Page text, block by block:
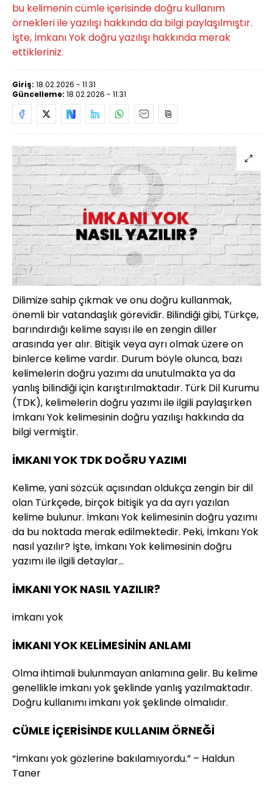
bu kelimenin cümle içerisinde doğru kullanım
örnekleri ile yazılışı hakkında da bilgi paylaşılmıştır.
İşte, İmkanı Yok doğru yazılışı hakkında merak
ettikleriniz.
Giriş: 18.02.2026 - 11:31
Güncelleme: 18.02.2026 - 11:31
Dilimize sahip çıkmak ve onu doğru kullanmak,
önemli bir vatandaşlık görevidir. Bilindiği gibi, Türkçe,
barındırdığı kelime sayısı ile en zengin diller
arasında yer alır. Bitişik veya ayrı olmak üzere on
binlerce kelime vardır. Durum böyle olunca, bazı
kelimelerin doğru yazımı da unutulmakta ya da
yanlış bilindiği için karıştırılmaktadır. Türk Dil Kurumu
(TDK), kelimelerin doğru yazımı ile ilgili paylaşırken
İmkanı Yok kelimesinin doğru yazılışı hakkında da
bilgi vermiştir.
İMKANI YOK TDK DOĞRU YAZIMI
Kelime, yani sözcük açısından oldukça zengin bir dil
olan Türkçede, birçok bitişik ya da ayrı yazılan
kelime bulunur. İmkanı Yok kelimesinin doğru yazımı
da bu noktada merak edilmektedir. Peki, İmkanı Yok
nasıl yazılır? İşte, İmkanı Yok kelimesinin doğru
yazımı ile ilgili detaylar…
İMKANI YOK NASIL YAZILIR?
imkanı yok
İMKANI YOK KELİMESİNİN ANLAMI
Olma ihtimali bulunmayan anlamına gelir. Bu kelime
genellikle imkanı yok şeklinde yanlış yazılmaktadır.
Doğru kullanımı imkanı yok şeklinde olmalıdır.
CÜMLE İÇERİSİNDE KULLANIM ÖRNEĞİ
“İmkanı yok gözlerine bakılamıyordu.” – Haldun
Taner